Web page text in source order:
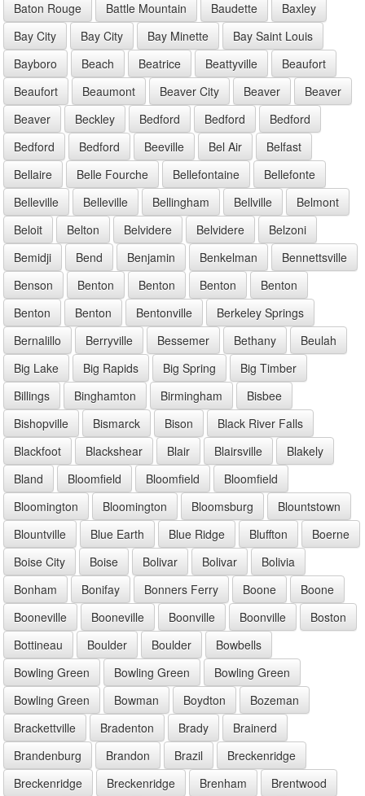
Baton Rouge
Battle Mountain Baudette
Baxley
Bay City
Bay City Bay Minette
Bay Saint Louis
Bayboro
Beach Beatrice Beattyville
Beaufort
Beaufort
Beaumont Beaver City Beaver
Beaver
Beaver
Beckley Bedford Bedford
Bedford
Bedford
Bedford Beeville Bel Air
Belfast
Bellaire
Belle Fourche Bellefontaine
Bellefonte
Belleville
Belleville Bellingham Bellville
Belmont
Beloit
Belton Belvidere Belvidere
Belzoni
Bemidji
Bend Benjamin Benkelman
Bennettsville
Benson
Benton Benton Benton
Benton
Benton
Benton Bentonville
Berkeley Springs
Bernalillo
Berryville Bessemer Bethany
Beulah
Big Lake
Big Rapids Big Spring
Big Timber
Billings
Binghamton Birmingham
Bisbee
Bishopville
Bismarck Bison
Black River Falls
Blackfoot
Blackshear Blair Blairsville
Blakely
Bland
Bloomfield Bloomfield
Bloomfield
Bloomington
Bloomington Bloomsburg
Blountstown
Blountville
Blue Earth Blue Ridge Bluffton
Boerne
Boise City
Boise Bolivar Bolivar
Bolivia
Bonham
Bonifay Bonners Ferry Boone
Boone
Booneville
Booneville Boonville Boonville
Boston
Bottineau
Boulder Boulder
Bowbells
Bowling Green
Bowling Green
Bowling Green
Bowling Green
Bowman Boydton
Bozeman
Brackettville
Bradenton Brady
Brainerd
Brandenburg
Brandon Brazil
Breckenridge
Breckenridge
Breckenridge Brenham
Brentwood